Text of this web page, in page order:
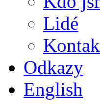
Lidé
Odkazy
English